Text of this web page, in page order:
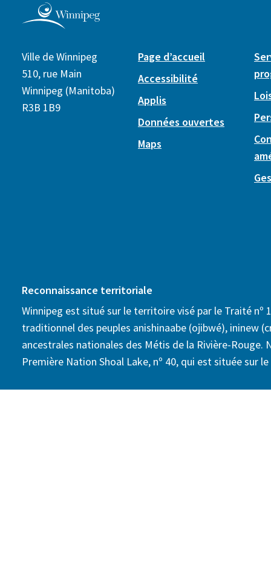
Ville de Winnipeg
510, rue Main
Winnipeg (Manitoba)
R3B 1B9
Page d’accueil
Accessibilité
Applis
Données ouvertes
Maps
Reconnaissance territoriale
Winnipeg est situé sur le territoire visé par le Traité nº
traditionnel des peuples anishinaabe (ojibwé), ininew
ancestrales nationales des Métis de la Rivière-Rouge.
Première Nation Shoal Lake, nº 40, qui est située sur